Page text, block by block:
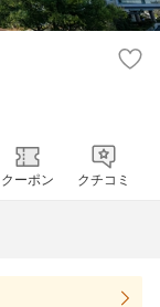
クーポン クチコミ